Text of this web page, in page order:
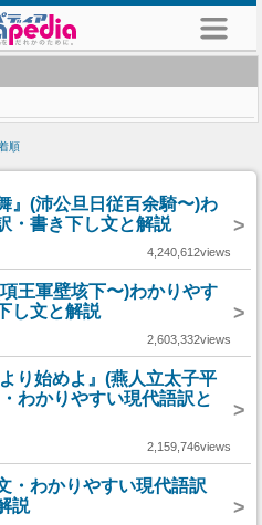
順
』(沛公旦日従百余騎〜)わ
・書き下し文と解説
>
4,240,612views
王軍壁垓下〜)わかりやす
し文と解説
>
2,603,332views
り始めよ』(燕人立太子平
わかりやすい現代語訳と
>
2,159,746views
・わかりやすい現代語訳
説
>